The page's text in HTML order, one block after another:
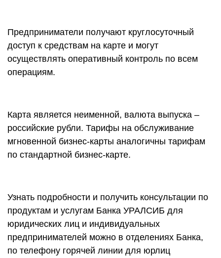
Предприниматели получают круглосуточный
доступ к средствам на карте и могут
осуществлять оперативный контроль по всем
операциям.
Карта является неименной, валюта выпуска –
российские рубли. Тарифы на обслуживание
мгновенной бизнес-карты аналогичны тарифам
по стандартной бизнес-карте.
Узнать подробности и получить консультации по
продуктам и услугам Банка УРАЛСИБ для
юридических лиц и индивидуальных
предпринимателей можно в отделениях Банка,
по телефону горячей линии для юрлиц